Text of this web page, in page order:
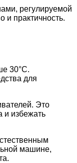
регулируемой
и практичность.
30°С.
для
Это
и избежать
машине,